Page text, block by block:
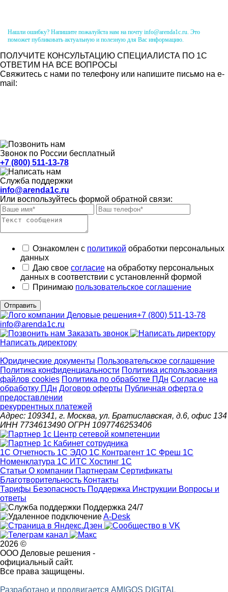
Нашли ошибку? Напишите пожалуйста нам на почту info@arenda1c.ru. Это
поможет публиковать актуальную и полезную для Вас информацию.
ПОЛУЧИТЕ КОНСУЛЬТАЦИЮ СПЕЦИАЛИСТА ПО 1С
ОТВЕТИМ НА ВСЕ ВОПРОСЫ
Свяжитесь с нами по телефону или напишите письмо на e-
mail:
Звонок по России бесплатный
+7 (800) 511-13-78
Служба поддержки
info@arenda1c.ru
Или воспользуйтесь формой обратной связи:
Ознакомлен с политикой обработки персональных
данных
Даю свое согласие на обработку персональных
данных в соответствии с установленнй формой
Принимаю пользовательское соглашение
Отправить
+7 (800) 511-13-78
info@arenda1c.ru
Заказать звонок
Написать директору
Юридические документы Пользовательское соглашение
Политика конфиденциальности Политика использования
файлов cookies Политика по обработке ПДн Cогласие на
обработку ПДн Договор оферты Публичная оферта о
предоставлении
рекуррентных платежей
Адрес: 109341, г. Москва, ул. Братиславская, д.6, офис 134
ИНН 7734613490 ОГРН 1097746253406
1С Отчетность 1С ЭДО 1С Контрагент 1С Фреш 1С
Номенклатура 1С ИТС Хостинг 1С
Статьи О компании Партнерам Сертификаты
Благотворительность Контакты
Тарифы Безопасность Поддержка Инструкции Вопросы и
ответы
Поддержка 24/7
A-Desk
2026 ©
ООО Деловые решения -
официальный сайт.
Все права защищены.
Разработано и продвигается AMIGOS DIGITAL